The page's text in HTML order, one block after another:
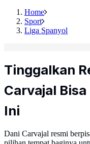
Home
Sport
Liga Spanyol
Tinggalkan
Carvajal
Ini
Dani Carvajal resmi